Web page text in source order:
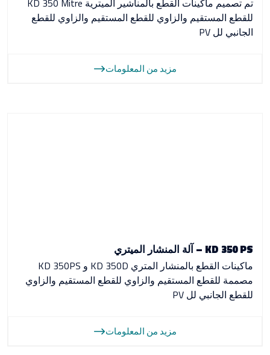
تم تصميم ماكينات القطع بالمناشير الميترية KD 350 Mitre
للقطع المستقيم والزاوي للقطع المستقيم والزاوي للقطع
الجانبي لل PV
مزيد من المعلومات
KD 350 PS – آلة المنشار الميتري
ماكينات القطع بالمنشار المتري KD 350D و KD 350PS
مصممة للقطع المستقيم والزاوي للقطع المستقيم والزاوي
للقطع الجانبي لل PV
مزيد من المعلومات